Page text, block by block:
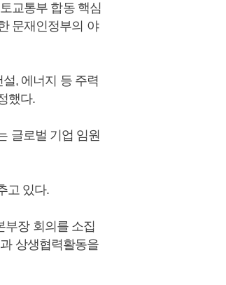
교통부 합동 핵심
문재인정부의 야
, 에너지 등 주력
했다.
글로벌 기업 임원
고 있다.
부장 회의를 소집
상생협력활동을